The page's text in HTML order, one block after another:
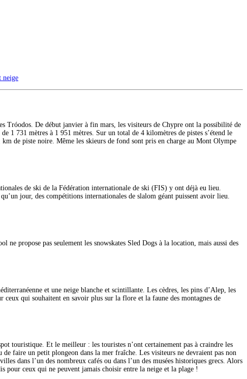
neige
Tróodos. De début janvier à fin mars, les visiteurs de Chypre ont la possibilité de
1 731 mètres à 1 951 mètres. Sur un total de 4 kilomètres de pistes s’étend le
de piste noire. Même les skieurs de fond sont pris en charge au Mont Olympe
de ski de la Fédération internationale de ski (FIS) y ont déjà eu lieu.
jour, des compétitions internationales de slalom géant puissent avoir lieu.
propose pas seulement les snowskates Sled Dogs à la location, mais aussi des
et une neige blanche et scintillante. Les cèdres, les pins d’Alep, les
ceux qui souhaitent en savoir plus sur la flore et la faune des montagnes de
touristique. Et le meilleur : les touristes n’ont certainement pas à craindre les
de faire un petit plongeon dans la mer fraîche. Les visiteurs ne devraient pas non
dans l’un des nombreux cafés ou dans l’un des musées historiques grecs. Alors
pour ceux qui ne peuvent jamais choisir entre la neige et la plage !